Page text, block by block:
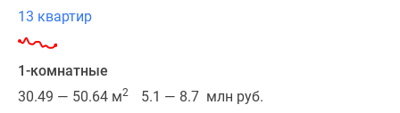
и
сопутствующих
объектов
социальной
13 квартир
1-комнатные
30.49 — 50.64 м2
5.1 — 8.7 млн руб.